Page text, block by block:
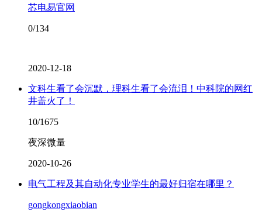
芯电易官网
0/134
2020-12-18
文科生看了会沉默，理科生看了会流泪！中科院的网红
井盖火了！
10/1675
夜深微量
2020-10-26
电气工程及其自动化专业学生的最好归宿在哪里？
gongkongxiaobian